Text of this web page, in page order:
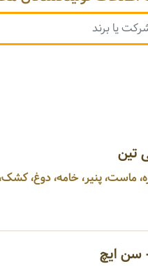
تین
ماست، پنیر، خامه، دوغ،
سن ایچ